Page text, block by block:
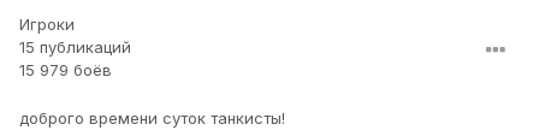
Игроки
15 публикаций
15 979 боёв
доброго времени суток танкисты!